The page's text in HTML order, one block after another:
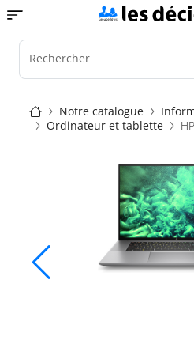
Aller
au
contenu
principal
Toggle navigation
Rechercher
Fil
d'Ariane
Notre catalogue
Ordinateur et tablette